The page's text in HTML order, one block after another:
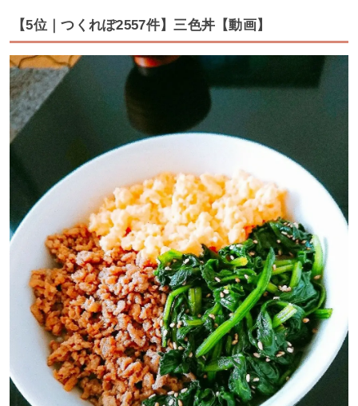
【5位｜つくれぽ2557件】三色丼【動画】